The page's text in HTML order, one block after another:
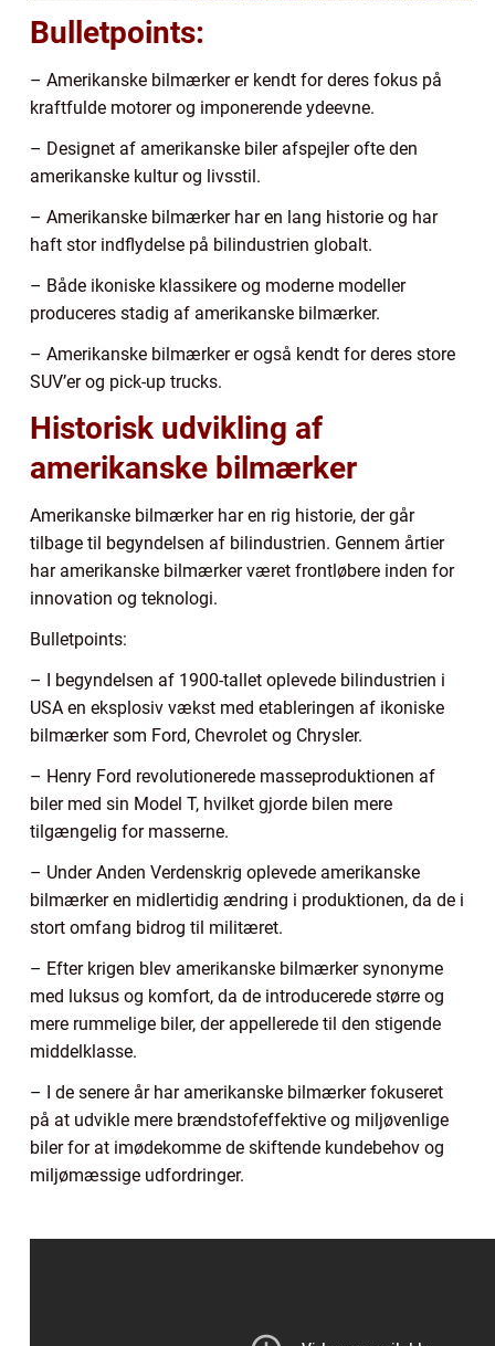
Bulletpoints:
– Amerikanske bilmærker er kendt for deres fokus på
kraftfulde motorer og imponerende ydeevne.
– Designet af amerikanske biler afspejler ofte den
amerikanske kultur og livsstil.
– Amerikanske bilmærker har en lang historie og har
haft stor indflydelse på bilindustrien globalt.
– Både ikoniske klassikere og moderne modeller
produceres stadig af amerikanske bilmærker.
– Amerikanske bilmærker er også kendt for deres store
SUV’er og pick-up trucks.
Historisk udvikling af
amerikanske bilmærker
Amerikanske bilmærker har en rig historie, der går
tilbage til begyndelsen af bilindustrien. Gennem årtier
har amerikanske bilmærker været frontløbere inden for
innovation og teknologi.
Bulletpoints:
– I begyndelsen af 1900-tallet oplevede bilindustrien i
USA en eksplosiv vækst med etableringen af ikoniske
bilmærker som Ford, Chevrolet og Chrysler.
– Henry Ford revolutionerede masseproduktionen af
biler med sin Model T, hvilket gjorde bilen mere
tilgængelig for masserne.
– Under Anden Verdenskrig oplevede amerikanske
bilmærker en midlertidig ændring i produktionen, da de i
stort omfang bidrog til militæret.
– Efter krigen blev amerikanske bilmærker synonyme
med luksus og komfort, da de introducerede større og
mere rummelige biler, der appellerede til den stigende
middelklasse.
– I de senere år har amerikanske bilmærker fokuseret
på at udvikle mere brændstofeffektive og miljøvenlige
biler for at imødekomme de skiftende kundebehov og
miljømæssige udfordringer.